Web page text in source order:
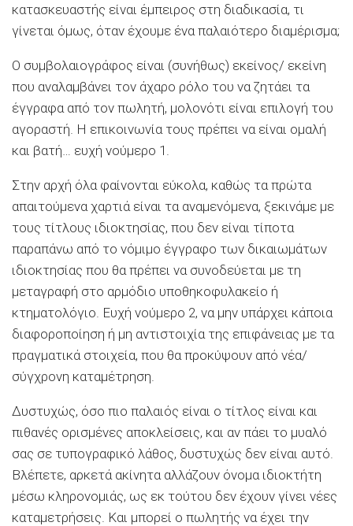
κατασκευαστής είναι έμπειρος στη διαδικασία, τι
γίνεται όμως, όταν έχουμε ένα παλαιότερο διαμέρισμα;
Ο συμβολαιογράφος είναι (συνήθως) εκείνος/ εκείνη
που αναλαμβάνει τον άχαρο ρόλο του να ζητάει τα
έγγραφα από τον πωλητή, μολονότι είναι επιλογή του
αγοραστή. Η επικοινωνία τους πρέπει να είναι ομαλή
και βατή… ευχή νούμερο 1.
Στην αρχή όλα φαίνονται εύκολα, καθώς τα πρώτα
απαιτούμενα χαρτιά είναι τα αναμενόμενα, ξεκινάμε με
τους τίτλους ιδιοκτησίας, που δεν είναι τίποτα
παραπάνω από το νόμιμο έγγραφο των δικαιωμάτων
ιδιοκτησίας που θα πρέπει να συνοδεύεται με τη
μεταγραφή στο αρμόδιο υποθηκοφυλακείο ή
κτηματολόγιο. Ευχή νούμερο 2, να μην υπάρχει κάποια
διαφοροποίηση ή μη αντιστοιχία της επιφάνειας με τα
πραγματικά στοιχεία, που θα προκύψουν από νέα/
σύγχρονη καταμέτρηση.
Δυστυχώς, όσο πιο παλαιός είναι ο τίτλος είναι και
πιθανές ορισμένες αποκλείσεις, και αν πάει το μυαλό
σας σε τυπογραφικό λάθος, δυστυχώς δεν είναι αυτό.
Βλέπετε, αρκετά ακίνητα αλλάζουν όνομα ιδιοκτήτη
μέσω κληρονομιάς, ως εκ τούτου δεν έχουν γίνει νέες
καταμετρήσεις. Και μπορεί ο πωλητής να έχει την